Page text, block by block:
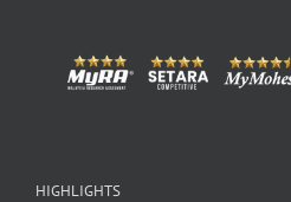
HIGHLIGHTS